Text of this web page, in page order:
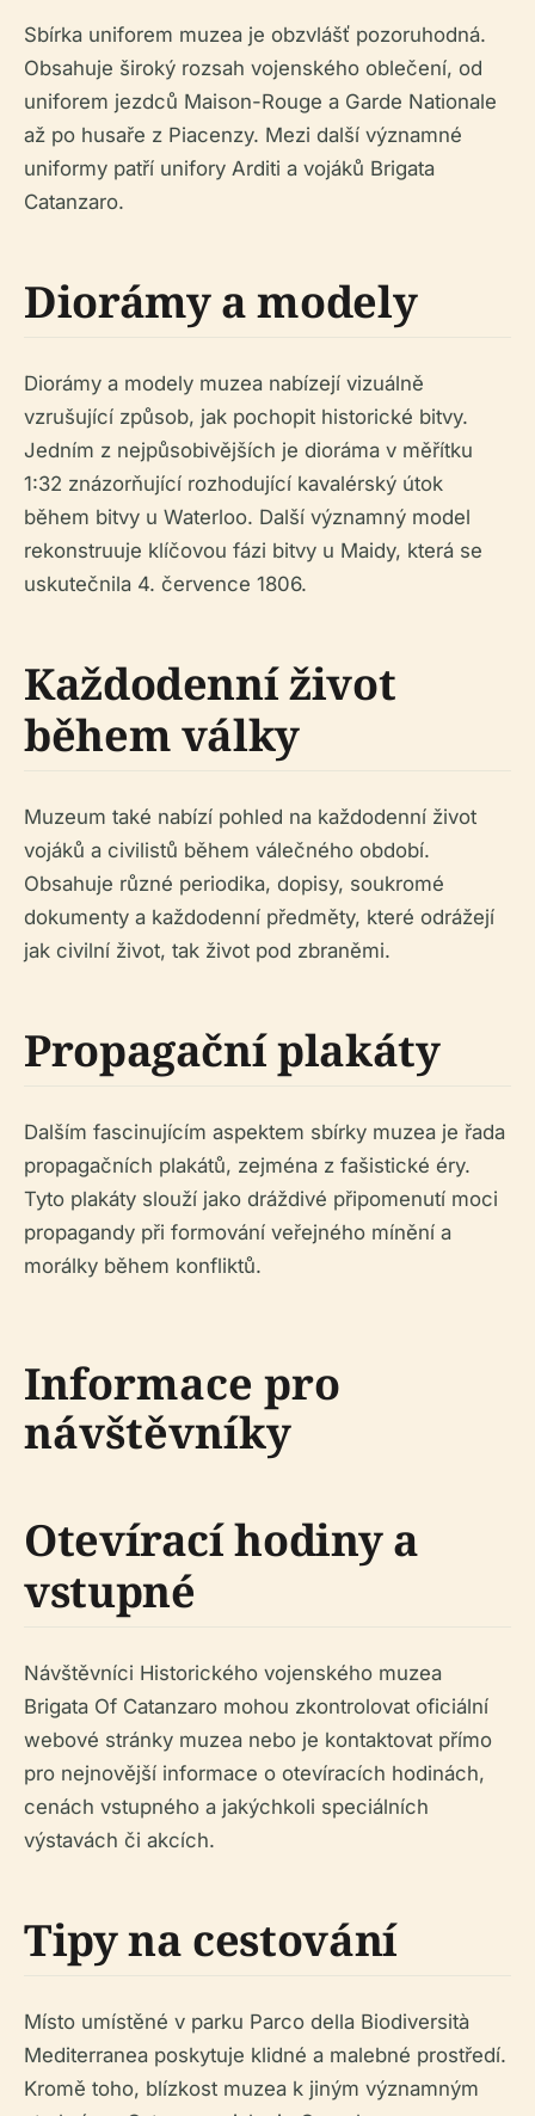
Sbírka uniforem muzea je obzvlášť pozoruhodná.
Obsahuje široký rozsah vojenského oblečení, od
uniforem jezdců Maison-Rouge a Garde Nationale
až po husaře z Piacenzy. Mezi další významné
uniformy patří unifory Arditi a vojáků Brigata
Catanzaro.
Diorámy a modely
Diorámy a modely muzea nabízejí vizuálně
vzrušující způsob, jak pochopit historické bitvy.
Jedním z nejpůsobivějších je dioráma v měřítku
1:32 znázorňující rozhodující kavalérský útok
během bitvy u Waterloo. Další významný model
rekonstruuje klíčovou fázi bitvy u Maidy, která se
uskutečnila 4. července 1806.
Každodenní život
během války
Muzeum také nabízí pohled na každodenní život
vojáků a civilistů během válečného období.
Obsahuje různé periodika, dopisy, soukromé
dokumenty a každodenní předměty, které odrážejí
jak civilní život, tak život pod zbraněmi.
Propagační plakáty
Dalším fascinujícím aspektem sbírky muzea je řada
propagačních plakátů, zejména z fašistické éry.
Tyto plakáty slouží jako dráždivé připomenutí moci
propagandy při formování veřejného mínění a
morálky během konfliktů.
Informace pro
návštěvníky
Otevírací hodiny a
vstupné
Návštěvníci Historického vojenského muzea
Brigata Of Catanzaro mohou zkontrolovat oficiální
webové stránky muzea nebo je kontaktovat přímo
pro nejnovější informace o otevíracích hodinách,
cenách vstupného a jakýchkoli speciálních
výstavách či akcích.
Tipy na cestování
Místo umístěné v parku Parco della Biodiversità
Mediterranea poskytuje klidné a malebné prostředí.
Kromě toho, blízkost muzea k jiným významným